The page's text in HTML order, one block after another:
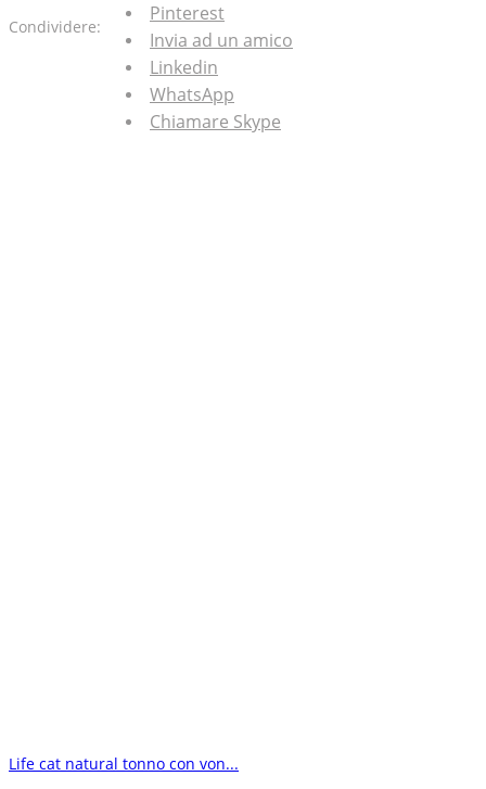
Condividere:
Pinterest
Invia ad un amico
Linkedin
WhatsApp
Chiamare Skype
Life cat natural tonno con von...